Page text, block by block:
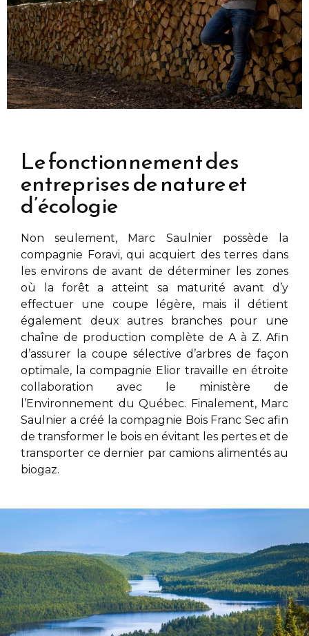
Le fonctionnement des
entreprises de nature et
d’écologie
Non seulement, Marc Saulnierpossède la
compagnie Foravi, qui acquiert des terres dans
les environs deavant de déterminer les zones
où la forêt a atteint sa maturité avant d’y
effectuer une coupe légère, mais il détient
également deux autres branches pour une
chaîne de production complète de A à Z. Afin
d’assurer la coupe sélective d’arbres de façon
optimale, la compagnie Elior travaille en étroite
collaboration avec le ministère de
l’Environnement du Québec. Finalement, Marc
Saulnier a créé la compagnie Bois Franc Sec afin
de transformer le bois en évitant les pertes et de
transporter ce dernier par camions alimentés au
biogaz.